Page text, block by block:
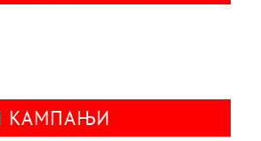
КАМПАЊИ